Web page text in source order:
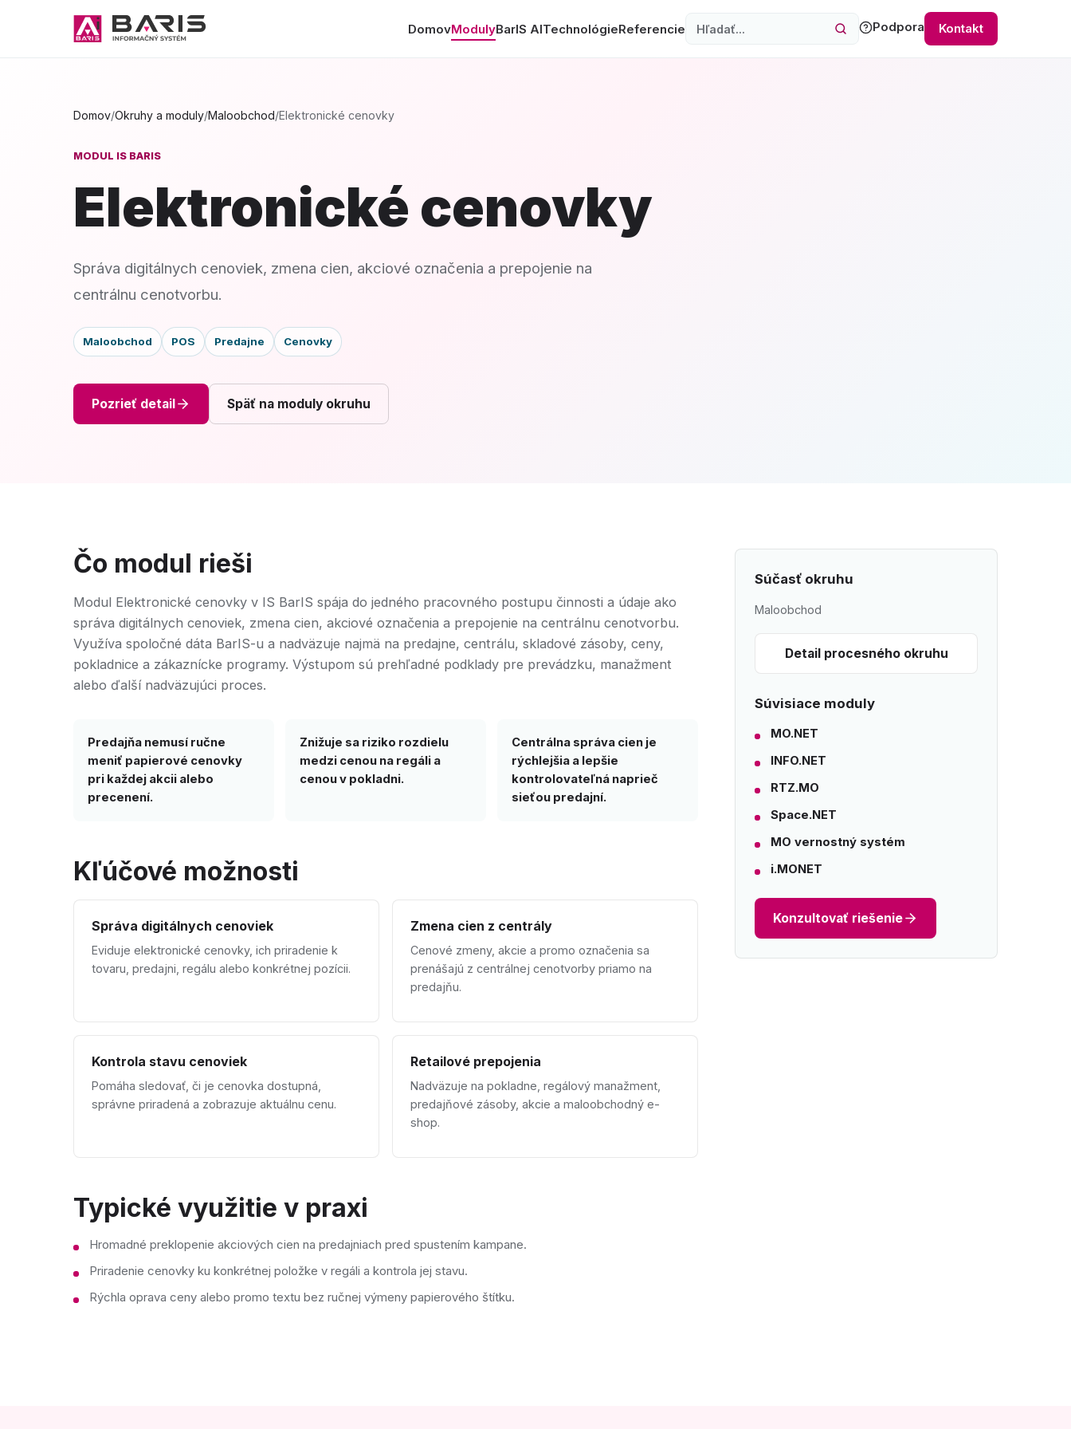
DomovModulyBarIS AITechnológieReferencie
Vyhľadávanie
Podpora Kontakt
Domov/Okruhy a moduly/Maloobchod/Elektronické cenovky
MODUL IS BARIS
Elektronické cenovky
Správa digitálnych cenoviek, zmena cien, akciové označenia a prepojenie na
centrálnu cenotvorbu.
Maloobchod POS Predajne Cenovky
Pozrieť detail Späť na moduly okruhu
Čo modul rieši
Modul Elektronické cenovky v IS BarIS spája do jedného pracovného postupu činnosti a údaje ako
správa digitálnych cenoviek, zmena cien, akciové označenia a prepojenie na centrálnu cenotvorbu.
Využíva spoločné dáta BarIS-u a nadväzuje najmä na predajne, centrálu, skladové zásoby, ceny,
pokladnice a zákaznícke programy. Výstupom sú prehľadné podklady pre prevádzku, manažment
alebo ďalší nadväzujúci proces.
Predajňa nemusí ručne
meniť papierové cenovky
pri každej akcii alebo
precenení.
Znižuje sa riziko rozdielu
medzi cenou na regáli a
cenou v pokladni.
Centrálna správa cien je
rýchlejšia a lepšie
kontrolovateľná naprieč
sieťou predajní.
Kľúčové možnosti
Správa digitálnych cenoviek
Eviduje elektronické cenovky, ich priradenie k
tovaru, predajni, regálu alebo konkrétnej pozícii.
Zmena cien z centrály
Cenové zmeny, akcie a promo označenia sa
prenášajú z centrálnej cenotvorby priamo na
predajňu.
Kontrola stavu cenoviek
Pomáha sledovať, či je cenovka dostupná,
správne priradená a zobrazuje aktuálnu cenu.
Retailové prepojenia
Nadväzuje na pokladne, regálový manažment,
predajňové zásoby, akcie a maloobchodný e-
shop.
Typické využitie v praxi
Hromadné preklopenie akciových cien na predajniach pred spustením kampane.
Priradenie cenovky ku konkrétnej položke v regáli a kontrola jej stavu.
Rýchla oprava ceny alebo promo textu bez ručnej výmeny papierového štítku.
Súčasť okruhu
Maloobchod
Detail procesného okruhu
Súvisiace moduly
MO.NET
INFO.NET
RTZ.MO
Space.NET
MO vernostný systém
i.MONET
Konzultovať riešenie